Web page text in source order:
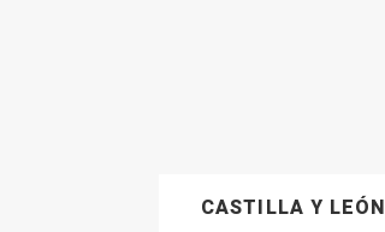
CASTILLA Y LEÓN